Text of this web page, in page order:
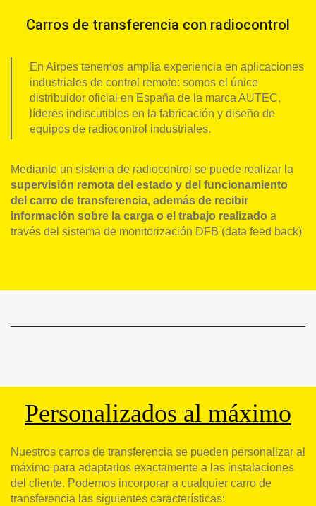
Carros de transferencia con radiocontrol
En Airpes tenemos amplia experiencia en aplicaciones
industriales de control remoto: somos el único
distribuidor oficial en España de la marca AUTEC,
líderes indiscutibles en la fabricación y diseño de
equipos de radiocontrol industriales.
Mediante un sistema de radiocontrol se puede realizar la
supervisión remota del estado y del funcionamiento
del carro de transferencia, además de recibir
información sobre la carga o el trabajo realizado a
través del sistema de monitorización DFB (data feed back)
Personalizados al máximo
Nuestros carros de transferencia se pueden personalizar al
máximo para adaptarlos exactamente a las instalaciones
del cliente. Podemos incorporar a cualquier carro de
transferencia las siguientes características: